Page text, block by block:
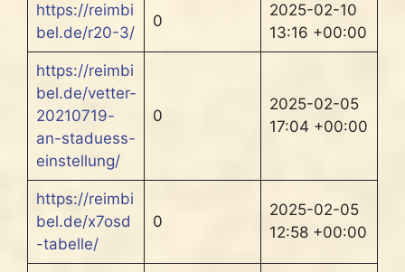
https://reimbi
bel.de/r20-3/
0
2025-02-10
13:16 +00:00
https://reimbi
bel.de/vetter-
20210719-
an-staduess-
einstellung/
0
2025-02-05
17:04 +00:00
https://reimbi
bel.de/x7osd
-tabelle/
0
2025-02-05
12:58 +00:00